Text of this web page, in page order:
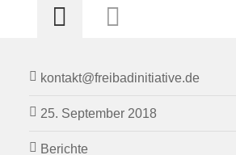
kontakt@freibadinitiative.de
25. September 2018
Berichte